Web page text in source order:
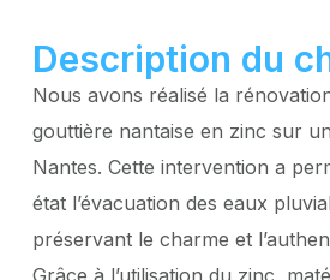
Description du
Nous avons réalisé la
gouttière nantaise en zinc sur
Nantes. Cette intervention a
état l’évacuation des eaux
préservant le charme et
Grâce à l’utilisation du zinc,